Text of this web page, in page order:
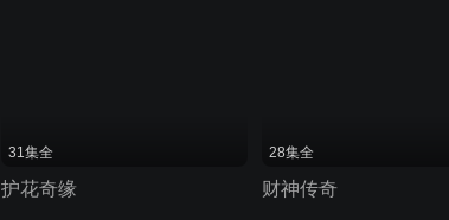
31集全
护花奇缘
28集全
财神传奇